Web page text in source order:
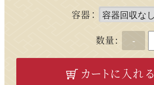
容器：
数量:
-
カートに入れる